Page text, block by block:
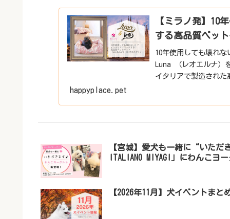
【ミラノ発】10
する高品質ペッ
10年使用しても壊れ
Luna （レオエルナ）
イタリアで製造され
happyplace.pet
【宮城】愛犬も一緒に“いただ
ITALIANO MIYAGI」にわんこヨ
【2026年11月】犬イベントま